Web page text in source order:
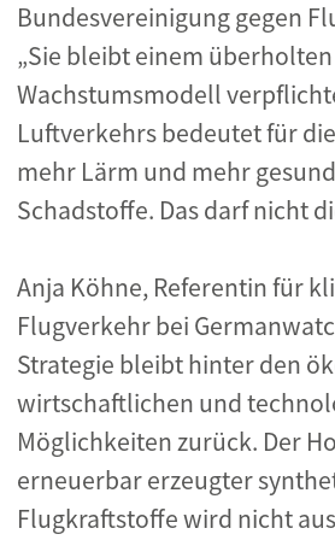
Bundesvereinigung gegen
„Sie bleibt einem überholten
Wachstumsmodell
Luftverkehrs bedeutet für
mehr Lärm und mehr
Schadstoffe. Das darf nicht
Anja Köhne, Referentin für
Flugverkehr bei
Strategie bleibt hinter den
wirtschaftlichen und
Möglichkeiten zurück. Der
erneuerbar erzeugter
Flugkraftstoffe wird nicht